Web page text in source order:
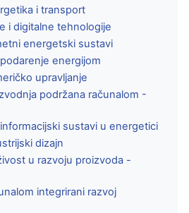
i transport
i digitalne tehnologije
energetski sustavi
energijom
upravljanje
podržana računalom -
sustavi u energetici
dizajn
u razvoju proizvoda -
integrirani razvoj